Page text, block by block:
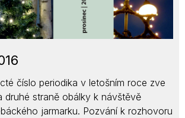
číslo periodika v letošním roce zve
druhé straně obálky k návštěvě
jarmarku. Pozvání k rozhovoru